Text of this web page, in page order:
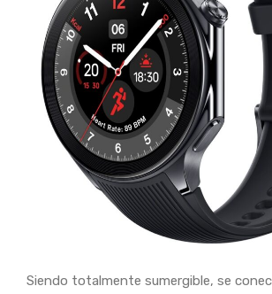
Siendo totalmente sumergible, se